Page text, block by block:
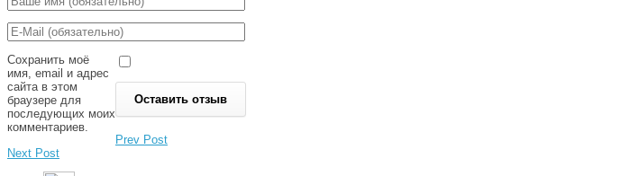
Сохранить моё
имя, email и адрес
сайта в этом
браузере для
последующих моих
комментариев.
Prev Post
Next Post